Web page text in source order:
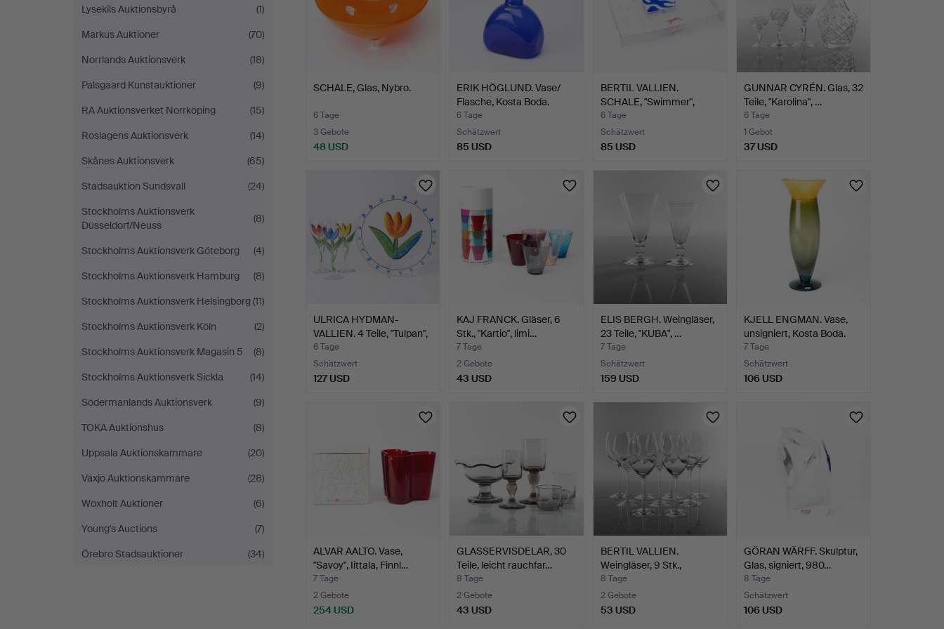
Lysekils Auktionsbyrå
(1)
Markus Auktioner
(70)
Norrlands Auktionsverk
(18)
Palsgaard Kunstauktioner
(9)
RA Auktionsverket Norrköping
(15)
Roslagens Auktionsverk
(14)
Skånes Auktionsverk
(65)
Stadsauktion Sundsvall
(24)
Stockholms Auktionsverk
Düsseldorf/Neuss
(8)
Stockholms Auktionsverk Göteborg
(4)
Stockholms Auktionsverk Hamburg
(8)
Stockholms Auktionsverk Helsingborg(11)
Stockholms Auktionsverk Köln
(2)
Stockholms Auktionsverk Magasin 5
(8)
Stockholms Auktionsverk Sickla
(14)
Södermanlands Auktionsverk
(9)
TOKA Auktionshus
(8)
Uppsala Auktionskammare
(20)
Växjö Auktionskammare
(28)
Woxholt Auktioner
(6)
Young's Auctions
(7)
Örebro Stadsauktioner
(34)
SCHALE, Glas, Nybro.
6 Tage
3 Gebote
48 USD
ERIK HÖGLUND. Vase/
Flasche, Kosta Boda.
6 Tage
Schätzwert
85 USD
BERTIL VALLIEN.
SCHALE, "Swimmer",
Kosta B…
6 Tage
Schätzwert
85 USD
GUNNAR CYRÉN. Glas, 32
Teile, "Karolina", …
6 Tage
1 Gebot
37 USD
ULRICA HYDMAN-
VALLIEN. 4 Teile, "Tulpan",
…
6 Tage
Schätzwert
127 USD
KAJ FRANCK. Gläser, 6
Stk., "Kartio", limi…
7 Tage
2 Gebote
43 USD
ELIS BERGH. Weingläser,
23 Teile, "KUBA", …
7 Tage
Schätzwert
159 USD
KJELL ENGMAN. Vase,
unsigniert, Kosta Boda.
7 Tage
Schätzwert
106 USD
ALVAR AALTO. Vase,
"Savoy", Iittala, Finnl…
7 Tage
2 Gebote
254 USD
GLASSERVISDELAR, 30
Teile, leicht rauchfar…
8 Tage
2 Gebote
43 USD
BERTIL VALLIEN.
Weingläser, 9 Stk.,
"Chate…
8 Tage
2 Gebote
53 USD
GÖRAN WÄRFF. Skulptur,
Glas, signiert, 980…
8 Tage
Schätzwert
106 USD